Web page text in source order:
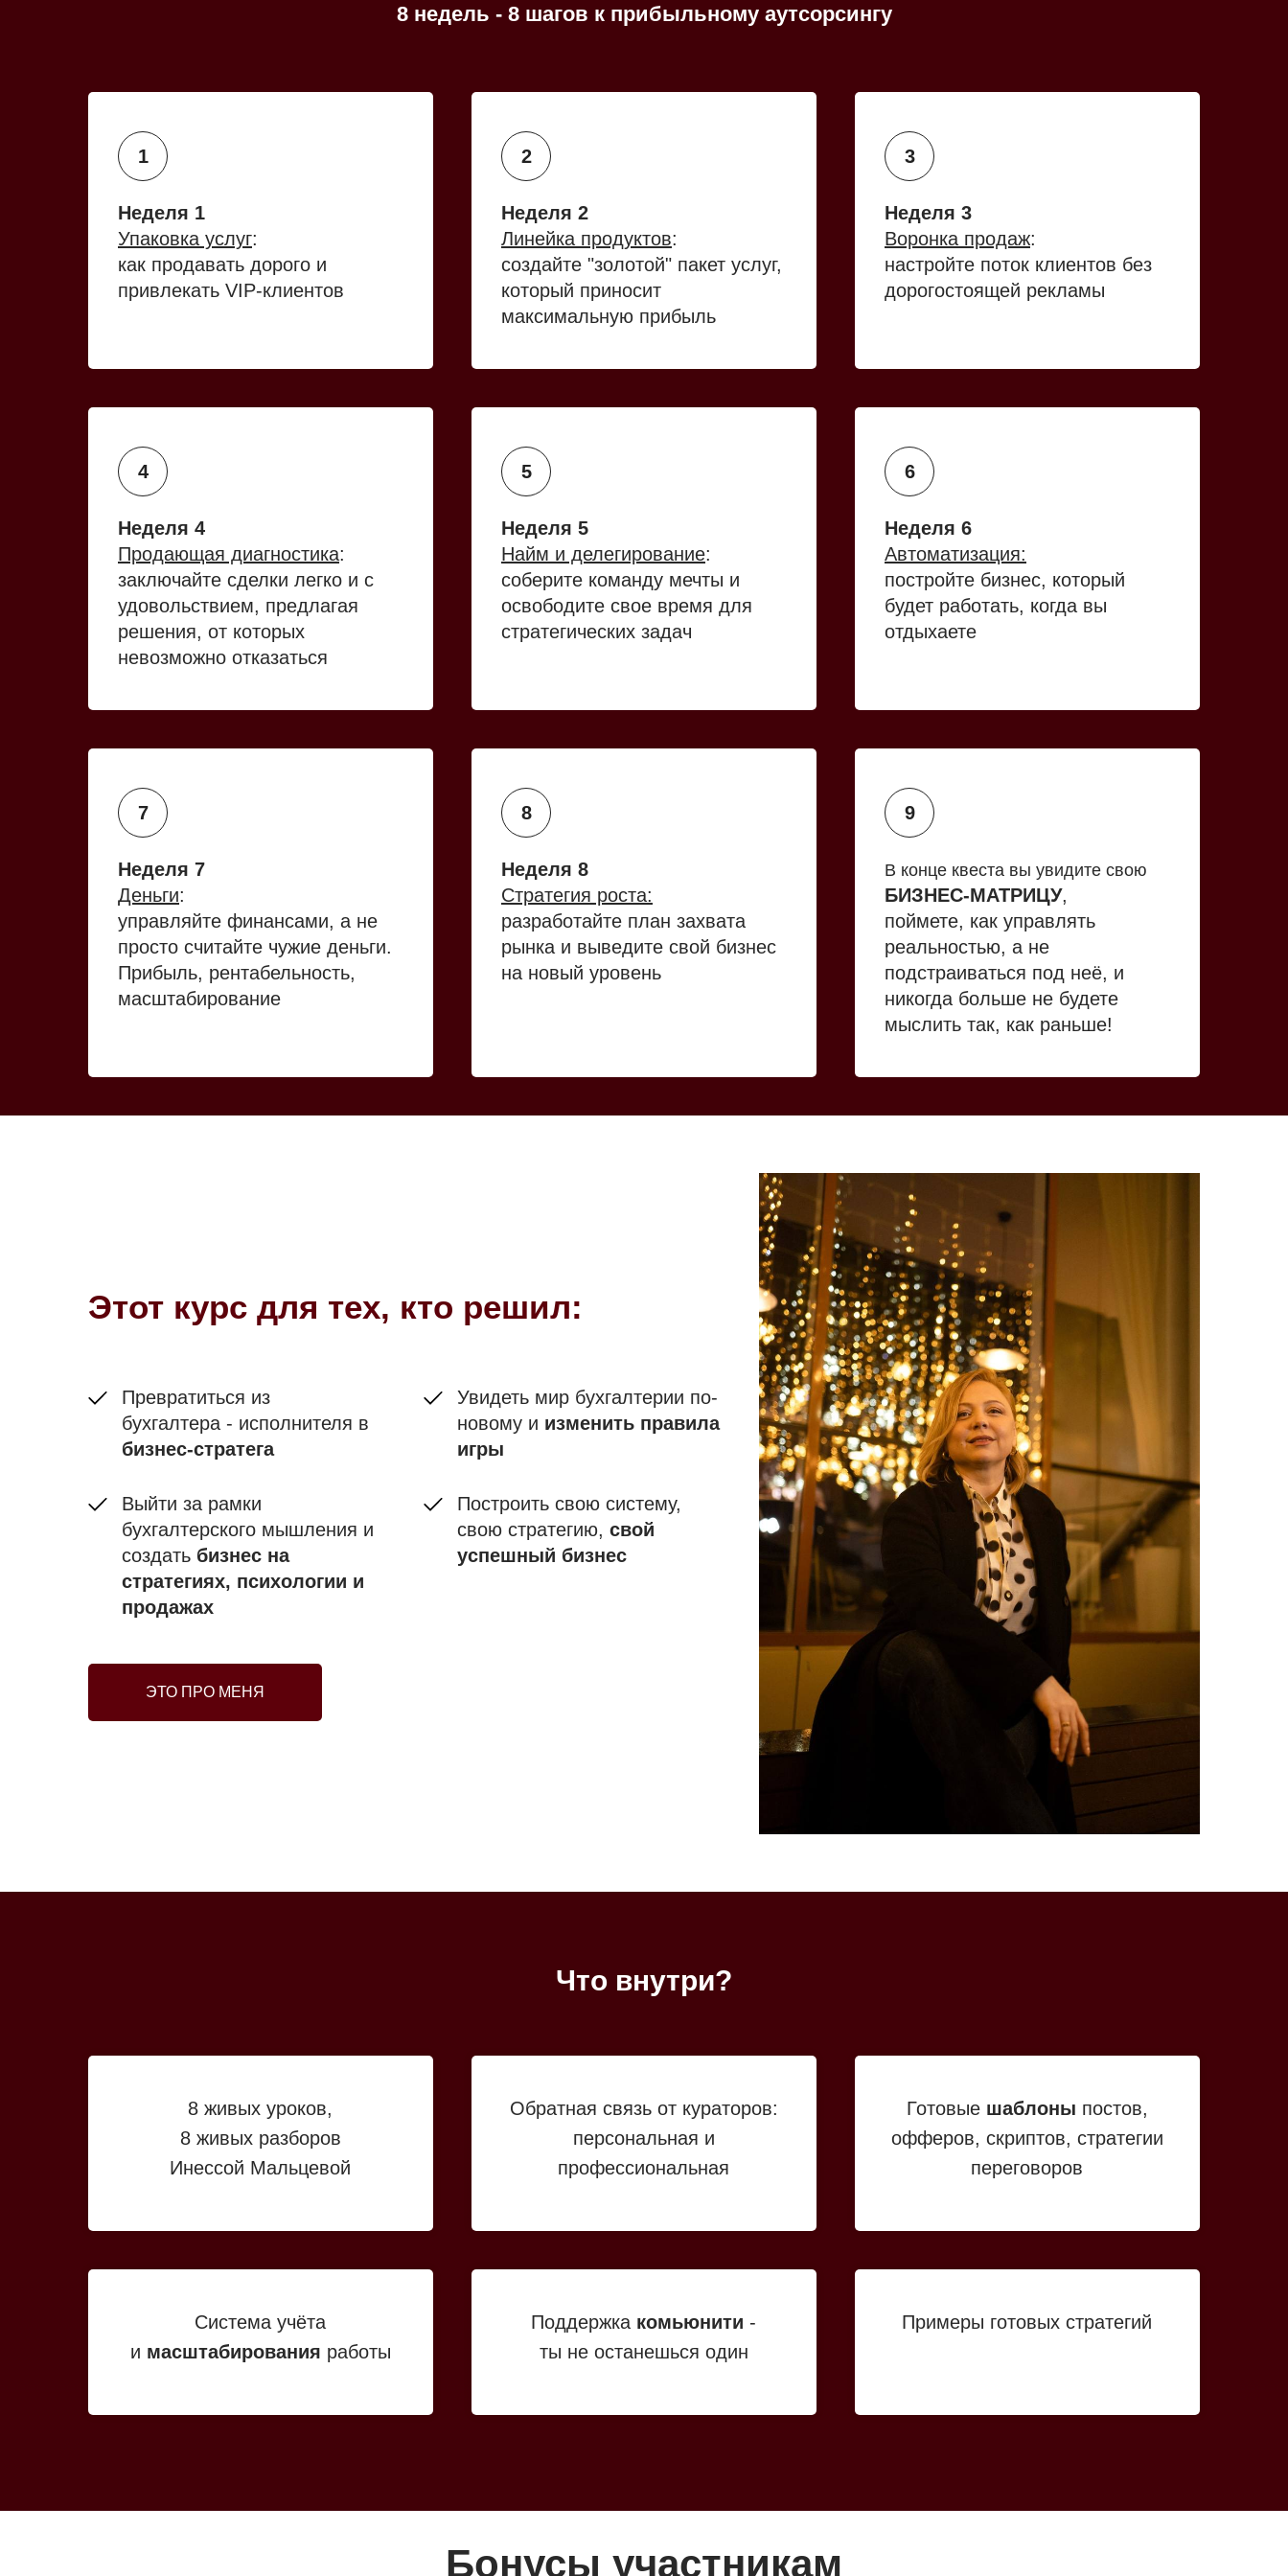
8 недель - 8 шагов к прибыльному аутсорсингу
Неделя 1
Упаковка услуг:
как продавать дорого и
привлекать VIP-клиентов
Неделя 2
Линейка продуктов:
создайте "золотой" пакет услуг,
который приносит
максимальную прибыль
Неделя 3
Воронка продаж:
настройте поток клиентов без
дорогостоящей рекламы
Неделя 4
Продающая диагностика:
заключайте сделки легко и с
удовольствием, предлагая
решения, от которых
невозможно отказаться
Неделя 5
Найм и делегирование:
соберите команду мечты и
освободите свое время для
стратегических задач
Неделя 6
Автоматизация:
постройте бизнес, который
будет работать, когда вы
отдыхаете
Неделя 7
Деньги:
управляйте финансами, а не
просто считайте чужие деньги.
Прибыль, рентабельность,
масштабирование
Неделя 8
Стратегия роста:
разработайте план захвата
рынка и выведите свой бизнес
на новый уровень
В конце квеста вы увидите свою
БИЗНЕС-МАТРИЦУ,
поймете, как управлять
реальностью, а не
подстраиваться под неё, и
никогда больше не будете
мыслить так, как раньше!
Этот курс для тех, кто решил:
Превратиться из
бухгалтера - исполнителя в
бизнес-стратега
Увидеть мир бухгалтерии по-
новому и изменить правила
игры
Выйти за рамки
бухгалтерского мышления и
создать бизнес на
стратегиях, психологии и
продажах
Построить свою систему,
свою стратегию, свой
успешный бизнес
ЭТО ПРО МЕНЯ
Что внутри?
8 живых уроков,
8 живых разборов
Инессой Мальцевой
Обратная связь от кураторов:
персональная и
профессиональная
Готовые шаблоны постов,
офферов, скриптов, стратегии
переговоров
Система учёта
и масштабирования работы
Поддержка комьюнити -
ты не останешься один
Примеры готовых стратегий
Бонусы участникам